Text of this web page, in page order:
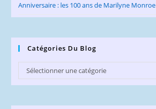
Anniversaire : les 100 ans de Marilyne Monroe
Catégories Du Blog
Catégories
du
Sélectionner une catégorie